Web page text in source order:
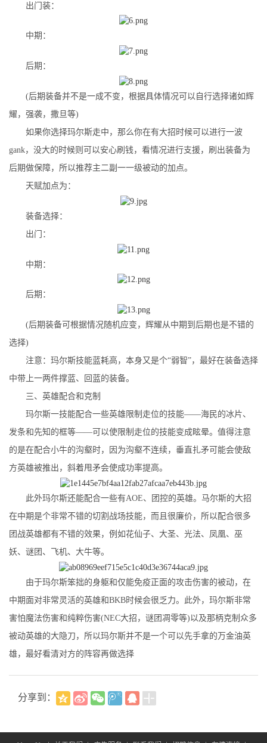
出门装：
中期：
后期：
(后期装备并不是一成不变，根据具体情况可以自行选择诸如辉
耀，强袭，撒旦等)
如果你选择玛尔斯走中，那么你在有大招时候可以进行一波
gank，没大的时候则可以安心刷钱，看情况进行支援，刷出装备为
后期做保障，所以推荐主二副一一级被动的加点。
天赋加点为：
装备选择：
出门：
中期：
后期：
(后期装备可根据情况随机应变，辉耀从中期到后期也是不错的
选择)
注意：玛尔斯技能蓝耗高，本身又是个“弱智”，最好在装备选择
中带上一两件撑蓝、回蓝的装备。
三、英雄配合和克制
玛尔斯一技能配合一些英雄限制走位的技能——海民的冰片、
发条和先知的框等——可以使限制走位的技能变成眩晕。值得注意
的是在配合小牛的沟壑时，因为沟壑不连续，垂直扎矛可能会使敌
方英雄被推出，斜着甩矛会使成功率提高。
此外玛尔斯还能配合一些有AOE、团控的英雄。马尔斯的大招
在中期是个非常不错的切割战场技能，而且很廉价，所以配合很多
团战英雄都有不错的效果，例如花仙子、大圣、光法、凤凰、巫
妖、谜团、飞机、大牛等。
由于玛尔斯笨拙的身躯和仅能免疫正面的攻击伤害的被动，在
中期面对非常灵活的英雄和BKB时候会很乏力。此外，玛尔斯非常
害怕魔法伤害和纯粹伤害(NEC大招，谜团凋零等)以及那柄克制众多
被动英雄的大隐刀，所以玛尔斯并不是一个可以先手拿的万金油英
雄，最好看清对方的阵容再做选择
分享到：